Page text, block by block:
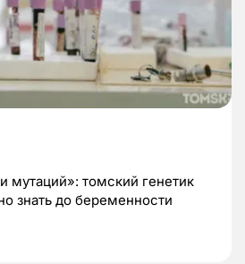
мутаций»: томский генетик
знать до беременности